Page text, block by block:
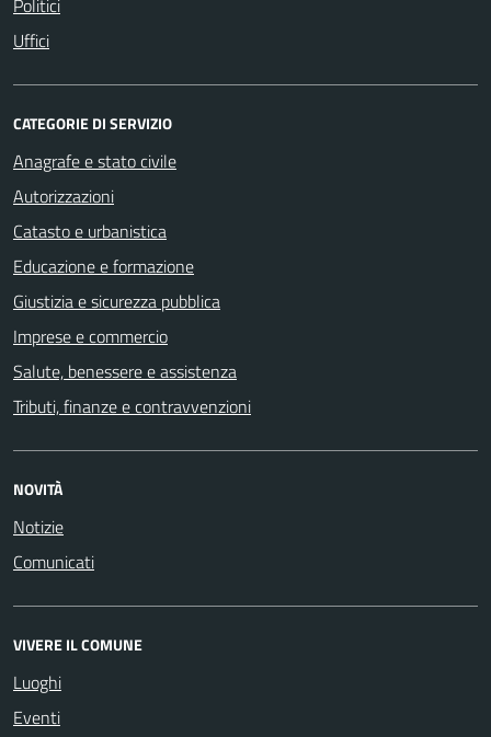
Uffici
CATEGORIE DI SERVIZIO
Anagrafe e stato civile
Autorizzazioni
Catasto e urbanistica
Educazione e formazione
Giustizia e sicurezza pubblica
Imprese e commercio
Salute, benessere e assistenza
Tributi, finanze e contravvenzioni
NOVITÀ
Notizie
Comunicati
VIVERE IL COMUNE
Luoghi
Eventi